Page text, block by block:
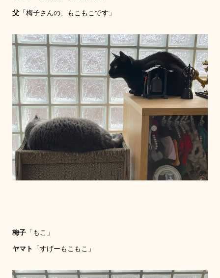
父「梅子さんの、もこもこです」
梅子「もこ」
ヤマト 「すげーもこもこ」